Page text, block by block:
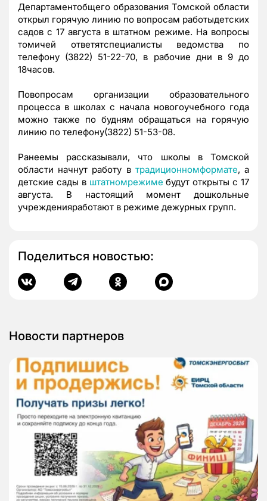
Департаментобщего образования Томской области
открыл горячую линию по вопросам работыдетских
садов с 17 августа в штатном режиме. На вопросы
томичей ответятспециалисты ведомства по
телефону (3822) 51-22-70, в рабочие дни в 9 до
18часов.
Повопросам организации образовательного
процесса в школах с начала новогоучебного года
можно также по будням обращаться на горячую
линию по телефону(3822) 51-53-08.
Ранеемы рассказывали, что школы в Томской
области начнут работу в традиционномформате, а
детские сады в штатномрежиме будут открыты с 17
августа. В настоящий момент дошкольные
учрежденияработают в режиме дежурных групп.
Поделиться новостью:
Новости партнеров